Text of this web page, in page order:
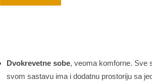
Dvokrevetne sobe, veoma komforne. Sve
svom sastavu ima i dodatnu prostoriju sa